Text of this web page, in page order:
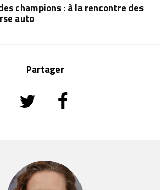
champions : à la rencontre des
auto
Partager